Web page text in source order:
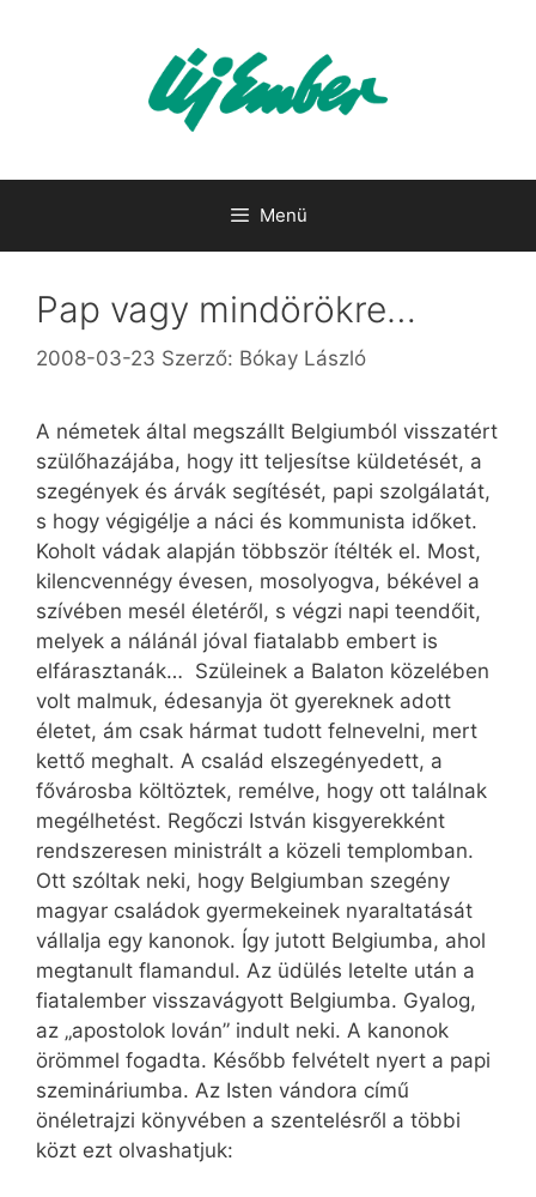
Menü
Pap vagy mindörökre…
2008-03-23 Szerző: Bókay László
A németek által megszállt Belgiumból visszatért
szülőhazájába, hogy itt teljesítse küldetését, a
szegények és árvák segítését, papi szolgálatát,
s hogy végigélje a náci és kommunista időket.
Koholt vádak alapján többször ítélték el. Most,
kilencvennégy évesen, mosolyogva, békével a
szívében mesél életéről, s végzi napi teendőit,
melyek a nálánál jóval fiatalabb embert is
elfárasztanák… Szüleinek a Balaton közelében
volt malmuk, édesanyja öt gyereknek adott
életet, ám csak hármat tudott felnevelni, mert
kettő meghalt. A család elszegényedett, a
fővárosba költöztek, remélve, hogy ott találnak
megélhetést. Regőczi István kisgyerekként
rendszeresen ministrált a közeli templomban.
Ott szóltak neki, hogy Belgiumban szegény
magyar családok gyermekeinek nyaraltatását
vállalja egy kanonok. Így jutott Belgiumba, ahol
megtanult flamandul. Az üdülés letelte után a
fiatalember visszavágyott Belgiumba. Gyalog,
az „apostolok lován” indult neki. A kanonok
örömmel fogadta. Később felvételt nyert a papi
szemináriumba. Az Isten vándora című
önéletrajzi könyvében a szentelésről a többi
közt ezt olvashatjuk: